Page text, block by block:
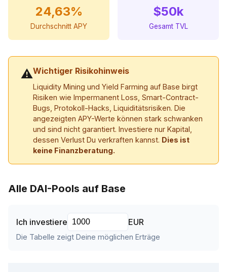
24,63%
Durchschnitt APY
$50k
Gesamt TVL
⚠Wichtiger Risikohinweis
Liquidity Mining und Yield Farming auf Base birgt
Risiken wie Impermanent Loss, Smart-Contract-
Bugs, Protokoll-Hacks, Liquiditätsrisiken. Die
angezeigten APY-Werte können stark schwanken
und sind nicht garantiert. Investiere nur Kapital,
dessen Verlust Du verkraften kannst. Dies ist
keine Finanzberatung.
Alle DAI-Pools auf Base
Ich investiere EUR
Die Tabelle zeigt Deine möglichen Erträge